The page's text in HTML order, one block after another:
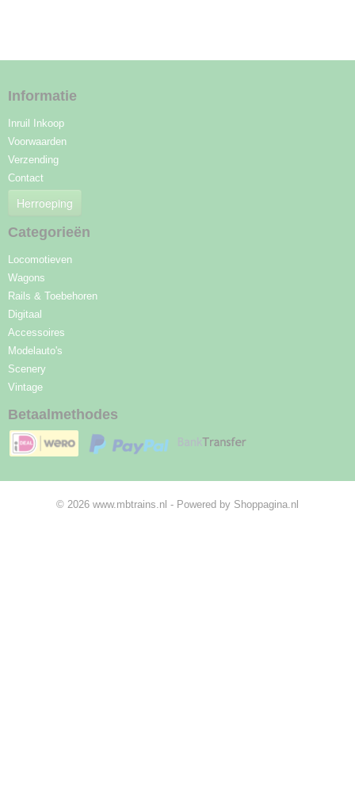
Informatie
Inruil Inkoop
Voorwaarden
Verzending
Contact
Herroeping
Categorieën
Locomotieven
Wagons
Rails & Toebehoren
Digitaal
Accessoires
Modelauto's
Scenery
Vintage
Betaalmethodes
© 2026 www.mbtrains.nl - Powered by Shoppagina.nl